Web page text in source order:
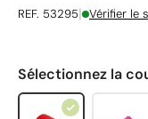
REF. 53295| Vérifier le
Sélectionnez la